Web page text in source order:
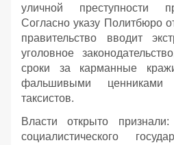
уличной преступности
Согласно указу Политбюро
правительство вводит
уголовное
сроки за карманные
фальшивыми ценниками
таксистов.
Власти открыто
социалистического